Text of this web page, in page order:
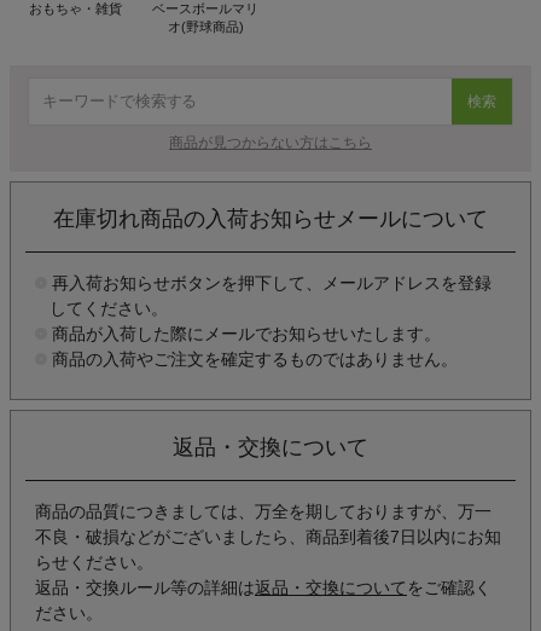
おもちゃ・雑貨
ベースボールマリ
オ(野球商品)
検索
商品が見つからない方はこちら
在庫切れ商品の入荷お知らせメールについて
再入荷お知らせボタンを押下して、メールアドレスを登録
してください。
商品が入荷した際にメールでお知らせいたします。
商品の入荷やご注文を確定するものではありません。
返品・交換について
商品の品質につきましては、万全を期しておりますが、万一
不良・破損などがございましたら、商品到着後7日以内にお知
らせください。
返品・交換ルール等の詳細は返品・交換について をご確認く
ださい。